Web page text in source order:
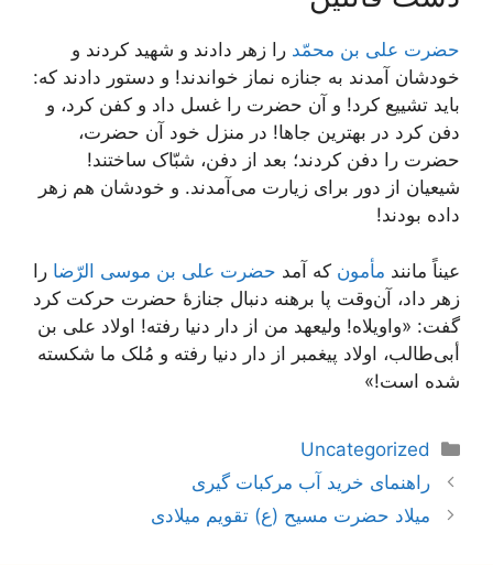
حضرت علی بن محمّد را زهر دادند و شهید کردند و
خودشان آمدند به جنازه نماز خواندند! و دستور دادند که:
باید تشییع کرد! و آن حضرت را غسل داد و کفن کرد، و
دفن کرد در بهترین جاها! در منزل خود آن حضرت،
حضرت را دفن کردند؛ بعد از دفن، شبّاک ساختند!
شیعیان از دور برای زیارت می‌آمدند. و خودشان هم زهر
داده بودند!
عیناً مانند مأمون که آمد حضرت علی بن موسی الرّضا را
زهر داد، آن‌وقت پا برهنه دنبال جنازۀ حضرت حرکت کرد
گفت: «واویلاه! ولیعهد من از دار دنیا رفته! اولاد علی بن
أبی‌طالب، اولاد پیغمبر از دار دنیا رفته و مُلک ما شکسته
شده است!»
دسته‌ها
Uncategorized
ناوبری
نوشته‌ها
راهنمای خرید آب مرکبات گیری
میلاد حضرت مسیح (ع) تقویم میلادی